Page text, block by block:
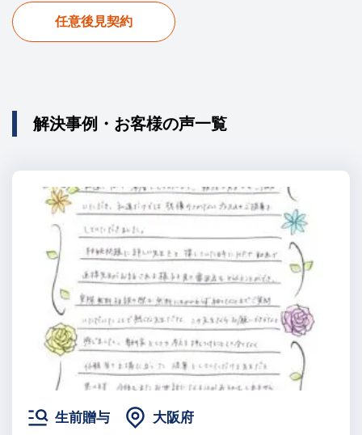
任意後見契約
解決事例・お客様の声一覧
生前贈与 大阪府